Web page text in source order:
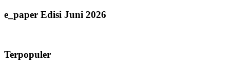
e_paper Edisi Juni 2026
Terpopuler